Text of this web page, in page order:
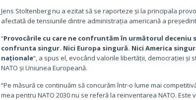
Jens Stoltenberg nu a ezitat să se raporteze și la principala
afectată de tensiunile dintre administrația americană a
“Provocările cu care ne confruntăm în următorul
confrunta singur. Nici Europa singură. Nici America
naționale“, a spus el, evocând valorile libertății, democrației
NATO și Uniunea Europeană.
“Pe măsură ce continuăm să concurăm într-o lume mai
mea pentru NATO 2030 nu se referă la reinventarea NATO.